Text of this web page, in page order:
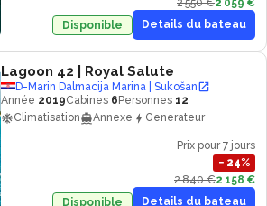
2 550 €2 059 €
Disponible
Details du bateau
Lagoon 42 | Royal Salute
D-Marin Dalmacija Marina | Sukošan
Année 2019Cabines 6 Personnes 12
Climatisation
Annexe Generateur
Prix pour 7 jours
− 24%
2 840 €2 158 €
Disponible
Details du bateau